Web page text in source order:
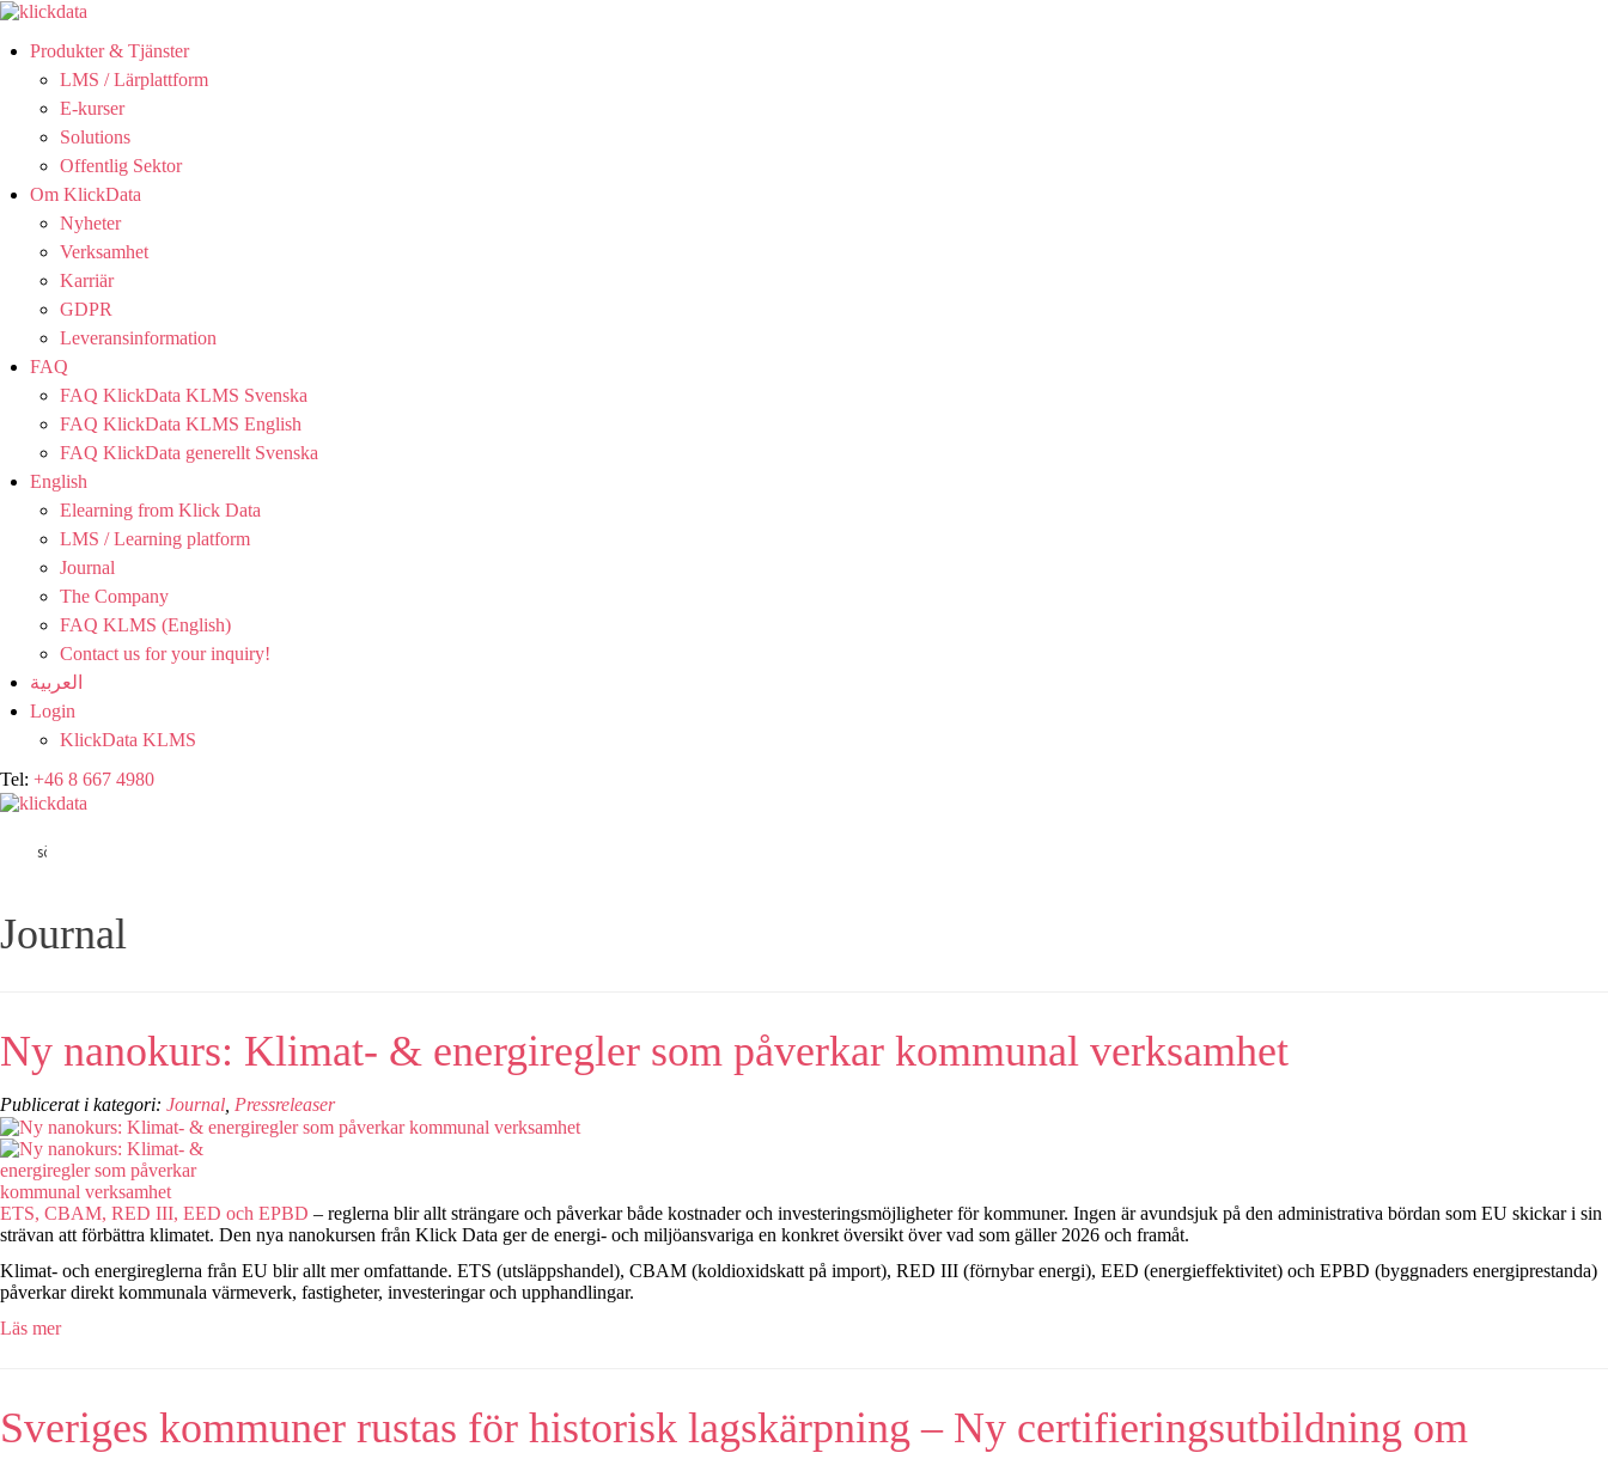
Produkter & Tjänster
LMS / Lärplattform
E-kurser
Solutions
Offentlig Sektor
Om KlickData
Nyheter
Verksamhet
Karriär
GDPR
Leveransinformation
FAQ
FAQ KlickData KLMS Svenska
FAQ KlickData KLMS English
FAQ KlickData generellt Svenska
English
Elearning from Klick Data
LMS / Learning platform
Journal
The Company
FAQ KLMS (English)
Contact us for your inquiry!
العربية
Login
KlickData KLMS
Tel: +46 8 667 4980
Journal
Ny nanokurs: Klimat- & energiregler som påverkar kommunal verksamhet
Publicerat i kategori: Journal Pressreleaser
ETS, CBAM, RED III, EED och EPBD – reglerna blir allt strängare och påverkar både kostnader och investeringsmöjligheter för kommuner. Ingen är avundsjuk på den administrativa bördan som EU skickar i sin
strävan att förbättra klimatet. Den nya nanokursen från Klick Data ger de energi- och miljöansvariga en konkret översikt över vad som gäller 2026 och framåt.
Klimat- och energireglerna från EU blir allt mer omfattande. ETS (utsläppshandel), CBAM (koldioxidskatt på import), RED III (förnybar energi), EED (energieffektivitet) och EPBD (byggnaders energiprestanda)
påverkar direkt kommunala värmeverk, fastigheter, investeringar och upphandlingar.
Läs mer
Sveriges kommuner rustas för historisk lagskärpning – Ny certifieringsutbildning om